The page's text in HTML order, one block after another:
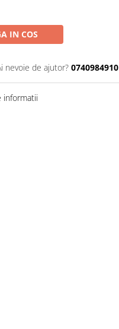
IN COS
nevoie de ajutor? 0740984910
informatii